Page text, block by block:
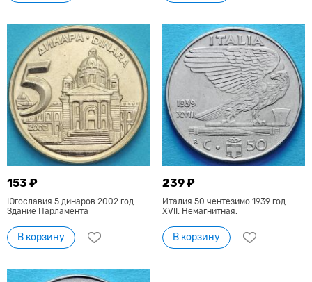
153 ₽
Югославия 5 динаров 2002 год.
Здание Парламента
В корзину
239 ₽
Италия 50 чентезимо 1939 год.
XVII. Немагнитная.
В корзину